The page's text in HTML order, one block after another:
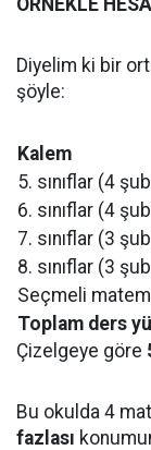
ÖRNEKLE
Diyelim ki bir
şöyle:
Kalem
5. sınıflar (4
6. sınıflar (4
7. sınıflar (3
8. sınıflar (3
Seçmeli
Toplam ders
Çizelgeye göre
Bu okulda 4
fazlası